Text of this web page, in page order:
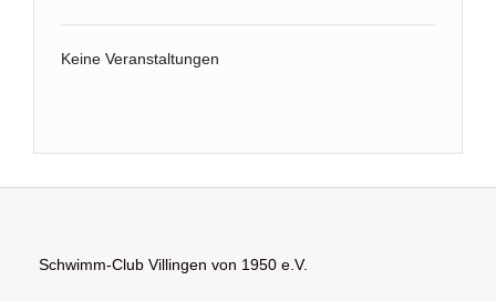
Keine Veranstaltungen
Schwimm-Club Villingen von 1950 e.V.